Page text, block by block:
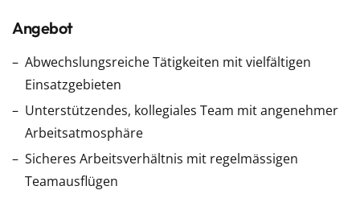
Angebot
Abwechslungsreiche Tätigkeiten mit vielfältigen
Einsatzgebieten
Unterstützendes, kollegiales Team mit angenehmer
Arbeitsatmosphäre
Sicheres Arbeitsverhältnis mit regelmässigen
Teamausflügen